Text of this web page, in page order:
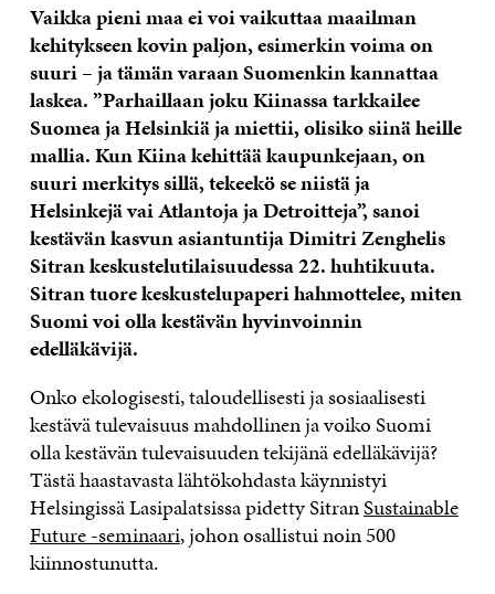
Vaikka pieni maa ei voi vaikuttaa maailman
kehitykseen kovin paljon, esimerkin voima on
suuri – ja tämän varaan Suomenkin kannattaa
laskea. ”Parhaillaan joku Kiinassa tarkkailee
Suomea ja Helsinkiä ja miettii, olisiko siinä heille
mallia. Kun Kiina kehittää kaupunkejaan, on
suuri merkitys sillä, tekeekö se niistä ja
Helsinkejä vai Atlantoja ja Detroitteja”, sanoi
kestävän kasvun asiantuntija Dimitri Zenghelis
Sitran keskustelutilaisuudessa 22. huhtikuuta.
Sitran tuore keskustelupaperi hahmottelee, miten
Suomi voi olla kestävän hyvinvoinnin
edelläkävijä.
Onko ekologisesti, taloudellisesti ja sosiaalisesti
kestävä tulevaisuus mahdollinen ja voiko Suomi
olla kestävän tulevaisuuden tekijänä edelläkävijä?
Tästä haastavasta lähtökohdasta käynnistyi
Helsingissä Lasipalatsissa pidetty SitranSustainable
Future -seminaari, johon osallistui noin 500
kiinnostunutta.